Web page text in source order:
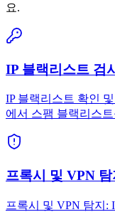
요.
IP 블랙리스트 검
IP 블랙리스트 확인
에서 스팸 블랙리스
프록시 및 VPN 탐
프록시 및 VPN 탐지: